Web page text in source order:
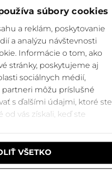
súbory cookies
a reklám, poskytovanie
a analýzu návštevnosti
Informácie o tom, ako
stránky, poskytujeme aj
sociálnych médií,
partneri môžu príslušné
s ďalšími údajmi, ktoré ste
vás získali, keď ste
VŠETKO